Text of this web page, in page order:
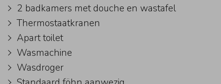
2 badkamers met douche en wastafel
Thermostaatkranen
Apart toilet
Wasmachine
Wasdroger